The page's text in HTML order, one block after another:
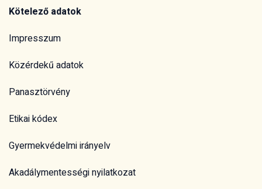
Kötelező adatok
Impresszum
Közérdekű adatok
Panasztörvény
Etikai kódex
Gyermekvédelmi irányelv
Akadálymentességi nyilatkozat